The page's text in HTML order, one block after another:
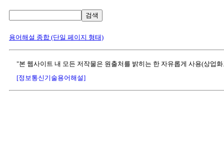
검색
용어해설 종합 (단일 페이지 형태)
"본 웹사이트 내 모든 저작물은 원출처를 밝히는 한 자유롭게 사용(상업
[정보통신기술용어해설]